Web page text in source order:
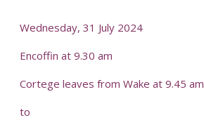
Wednesday, 31 July 2024
Encoffin at 9.30 am
Cortege leaves from Wake at 9.45 am
to